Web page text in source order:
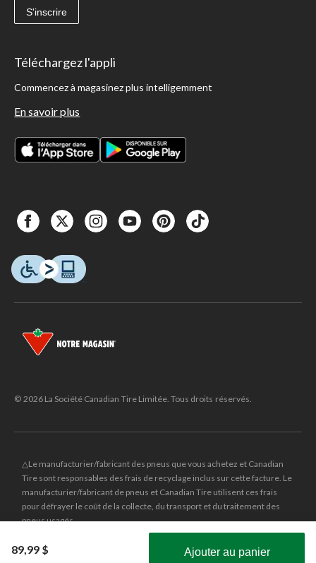
89,99 $ Ajouter au panier
S'inscrire
Téléchargez l'appli
Commencez à magasinez plus intelligemment
En savoir plus
© 2026 La Société Canadian Tire Limitée. Tous droits réservés.
△Le manufacturier/fabricant des pneus que vous achetez et Canadian
Tire sont responsables des frais de recyclage inclus sur cette facture. Le
manufacturier/fabricant de pneus et Canadian Tire utilisent ces frais
pour défrayer le coût de la collecte, du transport et du traitement des
pneus usagés.
et le logo du triangle CANADIAN TIRE sont des
marques de commerce déposées de la Société Canadian Tire Limitée.